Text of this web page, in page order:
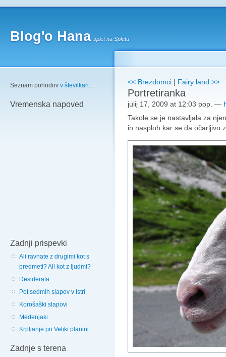
Blog'o Hana splet na Spletu
Seznam pohodov v številkah...
Vremenska napoved
Zadnji prispevki
Ali ravnate z drugimi kot s
predmeti? Ali kot z ljudmi?
Desiderata
Pot sedmih slapov v Istri
Korošaški slapovi
Medenjaki
Krpljanje po Veliki planini
Zadnje s terena
<< Brezdomci | Fairy land >>
Portretiranka
julij 17, 2009 at 12:03 pop. —
Takole se je nastavljala za
in nasploh kar se da očarljivo